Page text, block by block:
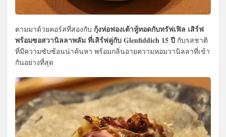
ตามมาด้วยคอร์สที่สองกับ กุ้งห่อฟองเต้าหู้ทอดกับทรัฟเฟิล เสิร์ฟ
พร้อมซอสวานิลลาพลัม ที่เสิร์ฟคู่กับ Glenfiddich 15 ปี กับรสชาติ
ที่มีความซับซ้อนน่าค้นหา พร้อมกลิ่นอายความหอมวานิลลาที่เข้า
กันอย่างที่สุด